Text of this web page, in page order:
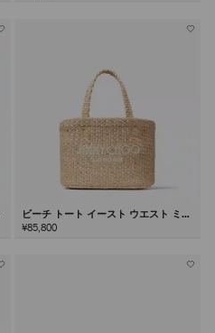
ビーチ トート イースト ウエスト ミニ
¥85,800